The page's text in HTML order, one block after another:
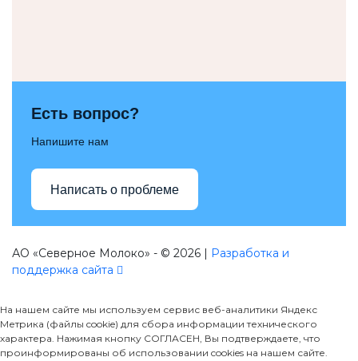
Есть вопрос?
Напишите нам
Написать о проблеме
АО «Северное Молоко» - © 2026 | Разработка и
поддержка сайта
На нашем сайте мы используем сервис веб-аналитики Яндекс
Метрика (файлы cookie) для сбора информации технического
характера. Нажимая кнопку СОГЛАСЕН, Вы подтверждаете, что
проинформированы об использовании cookies на нашем сайте.